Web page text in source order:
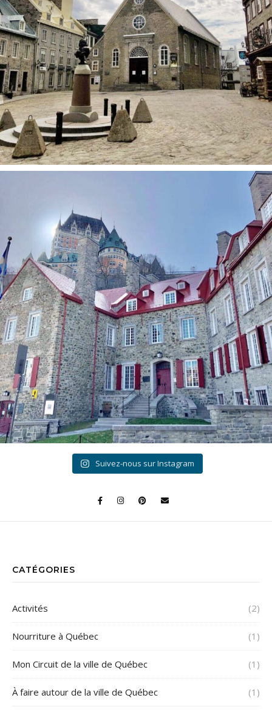
Suivez-nous sur Instagram
CATÉGORIES
Activités (2)
Nourriture à Québec (1)
Mon Circuit de la ville de Québec (1)
À faire autour de la ville de Québec (1)